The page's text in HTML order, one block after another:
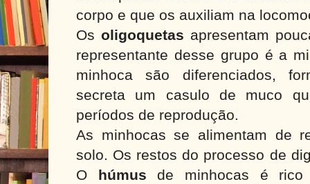
corpo e que os auxiliam na
Os oligoquetas apresentam
representante desse grupo é a
minhoca são diferenciados,
secreta um casulo de muco
períodos de reprodução.
As minhocas se alimentam de
solo. Os restos do processo de
O húmus de minhocas é